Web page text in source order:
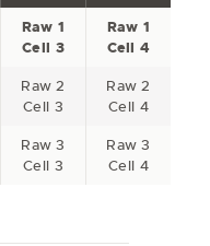
Raw 1
Cell 3
Raw 1
Cell 4
Raw 2
Cell 3
Raw 2
Cell 4
Raw 3
Cell 3
Raw 3
Cell 4